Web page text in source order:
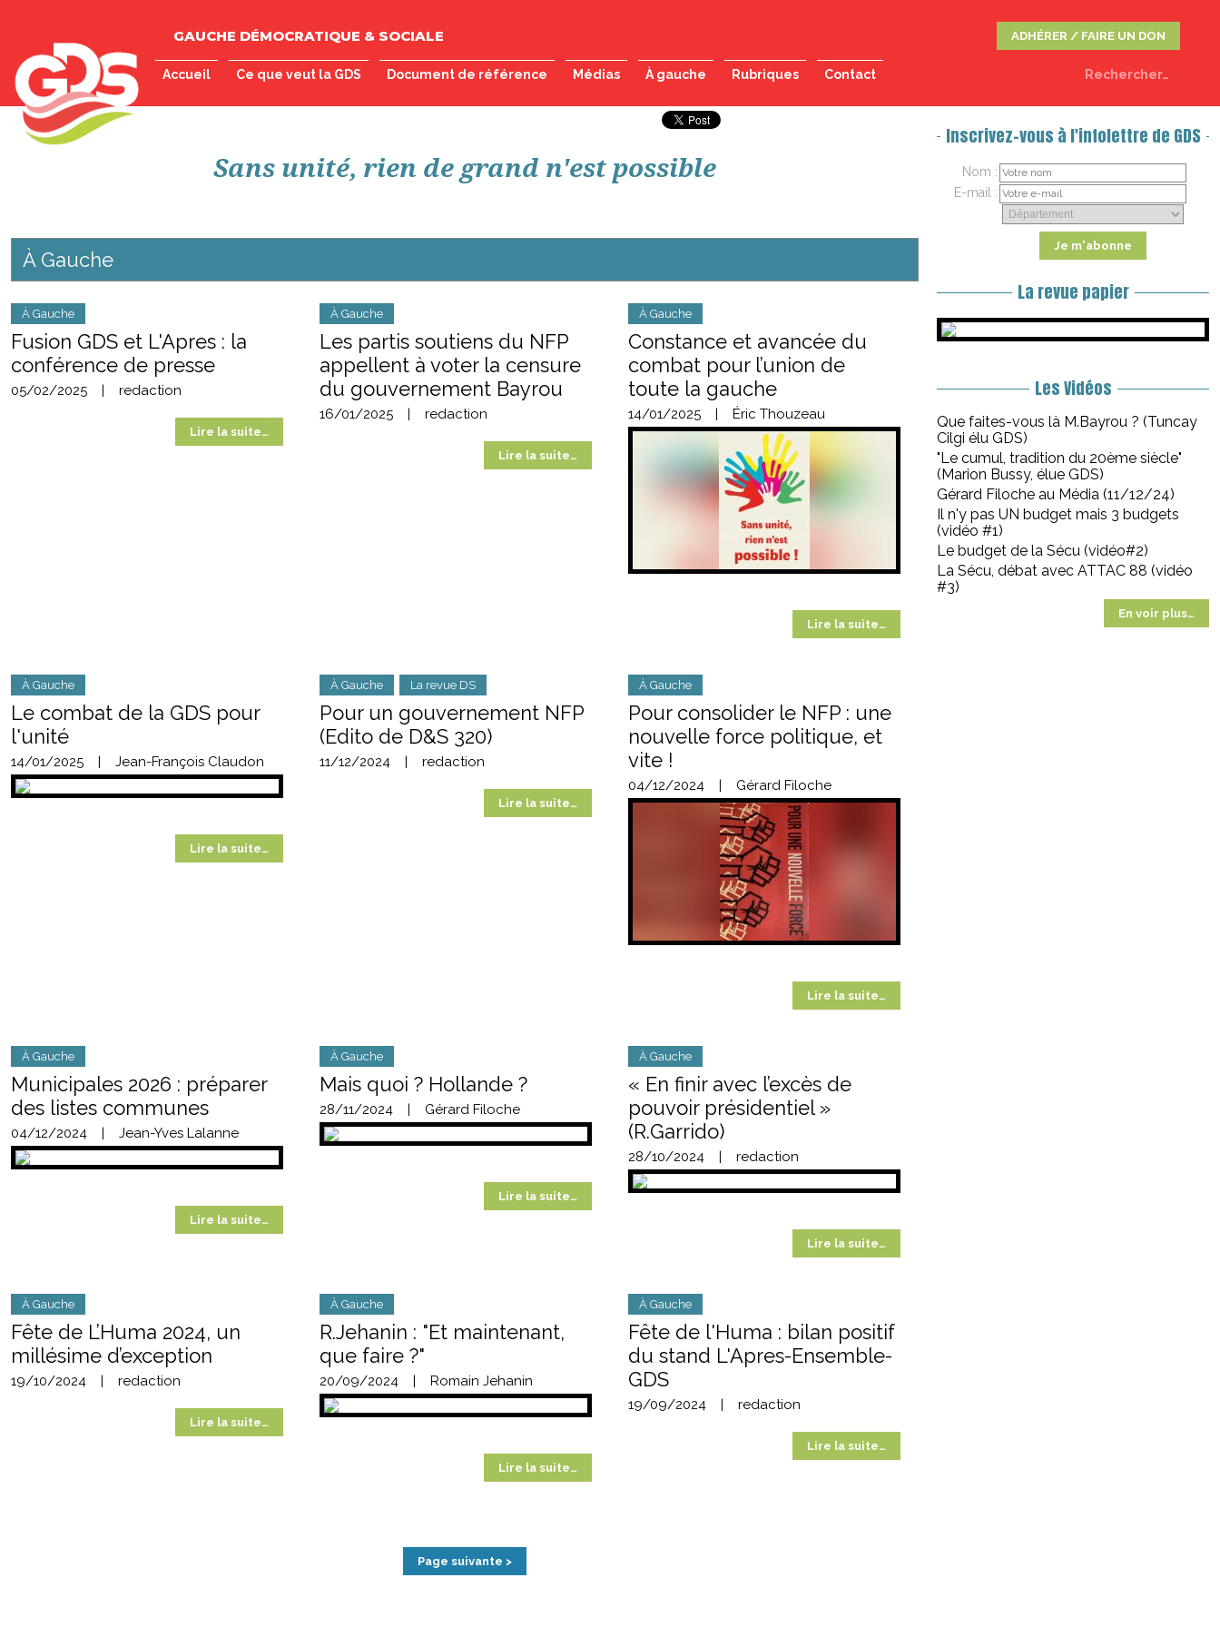
GAUCHE DÉMOCRATIQUE & SOCIALE ADHÉRER / FAIRE UN DON
Accueil Ce que veut la GDS Document de référence Médias À gauche Rubriques Contact
Sans unité, rien de grand n'est possible
À Gauche
À Gauche
Fusion GDS et L'Apres : la
conférence de presse
05/02/2025 | redaction
Lire la suite…
À Gauche
Les partis soutiens du NFP
appellent à voter la censure
du gouvernement Bayrou
16/01/2025 | redaction
Lire la suite…
À Gauche
Constance et avancée du
combat pour l’union de
toute la gauche
14/01/2025 | Éric Thouzeau
Lire la suite…
À Gauche
Le combat de la GDS pour
l'unité
14/01/2025 | Jean-François Claudon
Lire la suite…
À Gauche La revue DS
Pour un gouvernement NFP
(Edito de D&S 320)
11/12/2024 | redaction
Lire la suite…
À Gauche
Pour consolider le NFP : une
nouvelle force politique, et
vite !
04/12/2024 | Gérard Filoche
Lire la suite…
À Gauche
Municipales 2026 : préparer
des listes communes
04/12/2024 | Jean-Yves Lalanne
Lire la suite…
À Gauche
Mais quoi ? Hollande ?
28/11/2024 | Gérard Filoche
Lire la suite…
À Gauche
« En finir avec l’excès de
pouvoir présidentiel »
(R.Garrido)
28/10/2024 | redaction
Lire la suite…
À Gauche
Fête de L’Huma 2024, un
millésime d’exception
19/10/2024 | redaction
Lire la suite…
À Gauche
R.Jehanin : "Et maintenant,
que faire ?"
20/09/2024 | Romain Jehanin
Lire la suite…
À Gauche
Fête de l'Huma : bilan positif
du stand L'Apres-Ensemble-
GDS
19/09/2024 | redaction
Lire la suite…
Page suivante >
Inscrivez-vous à l'infolettre de GDS
Nom :
E-mail :
La revue papier
Les Vidéos
Que faites-vous là M.Bayrou ? (Tuncay
Cilgi élu GDS)
"Le cumul, tradition du 20ème siècle"
(Marion Bussy, élue GDS)
Gérard Filoche au Média (11/12/24)
Il n'y pas UN budget mais 3 budgets
(vidéo #1)
Le budget de la Sécu (vidéo#2)
La Sécu, débat avec ATTAC 88 (vidéo
#3)
En voir plus…